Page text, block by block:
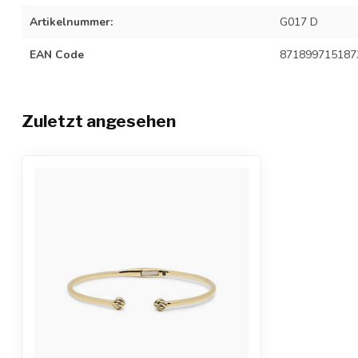
Artikelnummer: G017 D
EAN Code
Zuletzt angesehen